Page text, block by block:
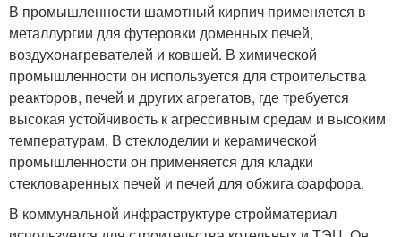
В промышленности шамотный кирпич применяется в
металлургии для футеровки доменных печей,
воздухонагревателей и ковшей. В химической
промышленности он используется для строительства
реакторов, печей и других агрегатов, где требуется
высокая устойчивость к агрессивным средам и высоким
температурам. В стеклоделии и керамической
промышленности он применяется для кладки
стекловаренных печей и печей для обжига фарфора.
В коммунальной инфраструктуре стройматериал